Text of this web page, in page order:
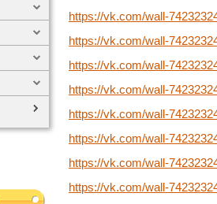
https://vk.com/wall-
https://vk.com/wall-
https://vk.com/wall-
https://vk.com/wall-
https://vk.com/wall-
https://vk.com/wall-
https://vk.com/wall-
https://vk.com/wall-